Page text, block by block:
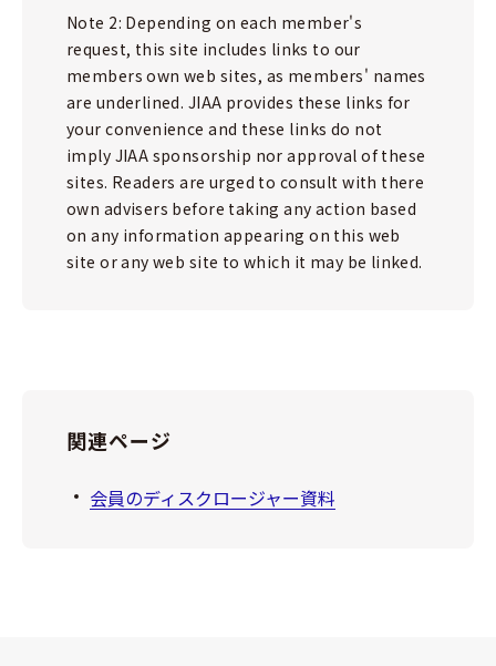
Note 2: Depending on each member's
request, this site includes links to our
members own web sites, as members' names
are underlined. JIAA provides these links for
your convenience and these links do not
imply JIAA sponsorship nor approval of these
sites. Readers are urged to consult with there
own advisers before taking any action based
on any information appearing on this web
site or any web site to which it may be linked.
関連ページ
会員のディスクロージャー資料